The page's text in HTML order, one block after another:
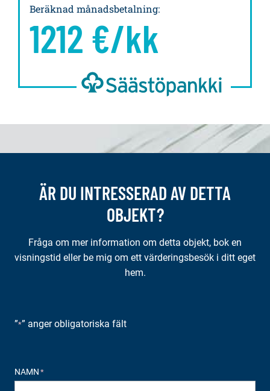
Beräknad månadsbetalning:
1212 €/kk
ÄR DU INTRESSERAD AV DETTA
OBJEKT?
Fråga om mer information om detta objekt, bok en
visningstid eller be mig om ett värderingsbesök i ditt eget
hem.
”*” anger obligatoriska fält
NAMN *